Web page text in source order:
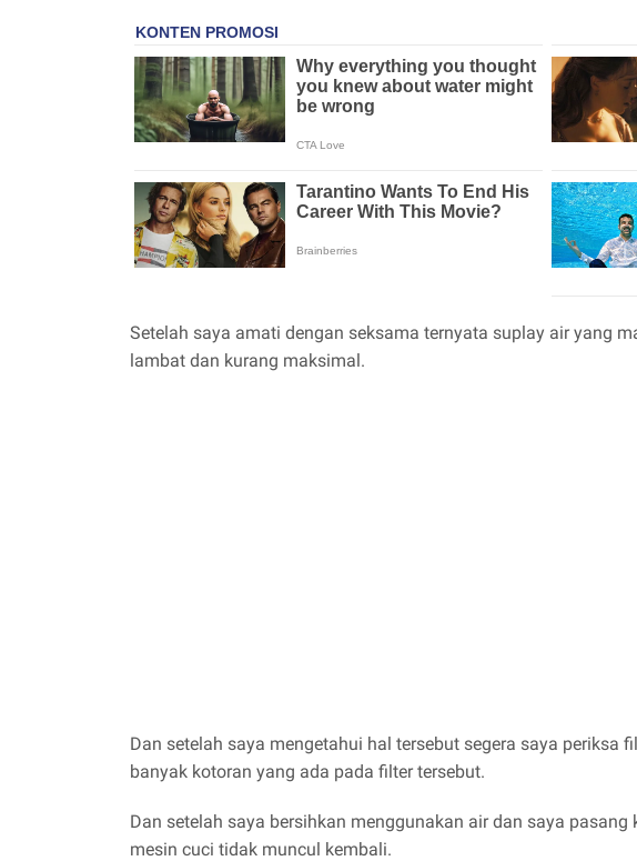
Setelah saya amati dengan seksama ternyata suplay air yang
lambat dan kurang maksimal.
Dan setelah saya mengetahui hal tersebut segera saya periksa
banyak kotoran yang ada pada filter tersebut.
Dan setelah saya bersihkan menggunakan air dan saya
mesin cuci tidak muncul kembali.